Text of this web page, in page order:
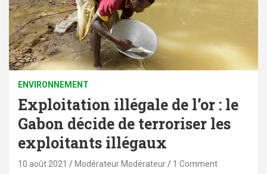
ENVIRONNEMENT
Exploitation illégale de l’or : le
Gabon décide de terroriser les
exploitants illégaux
10 août 2021 Modérateur Modérateur 1 Comment